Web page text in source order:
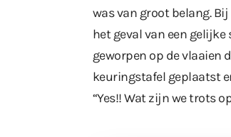
was van groot belang.
het geval van een
geworpen op de vlaaien
keuringstafel geplaatst
“Yes!! Wat zijn we trots